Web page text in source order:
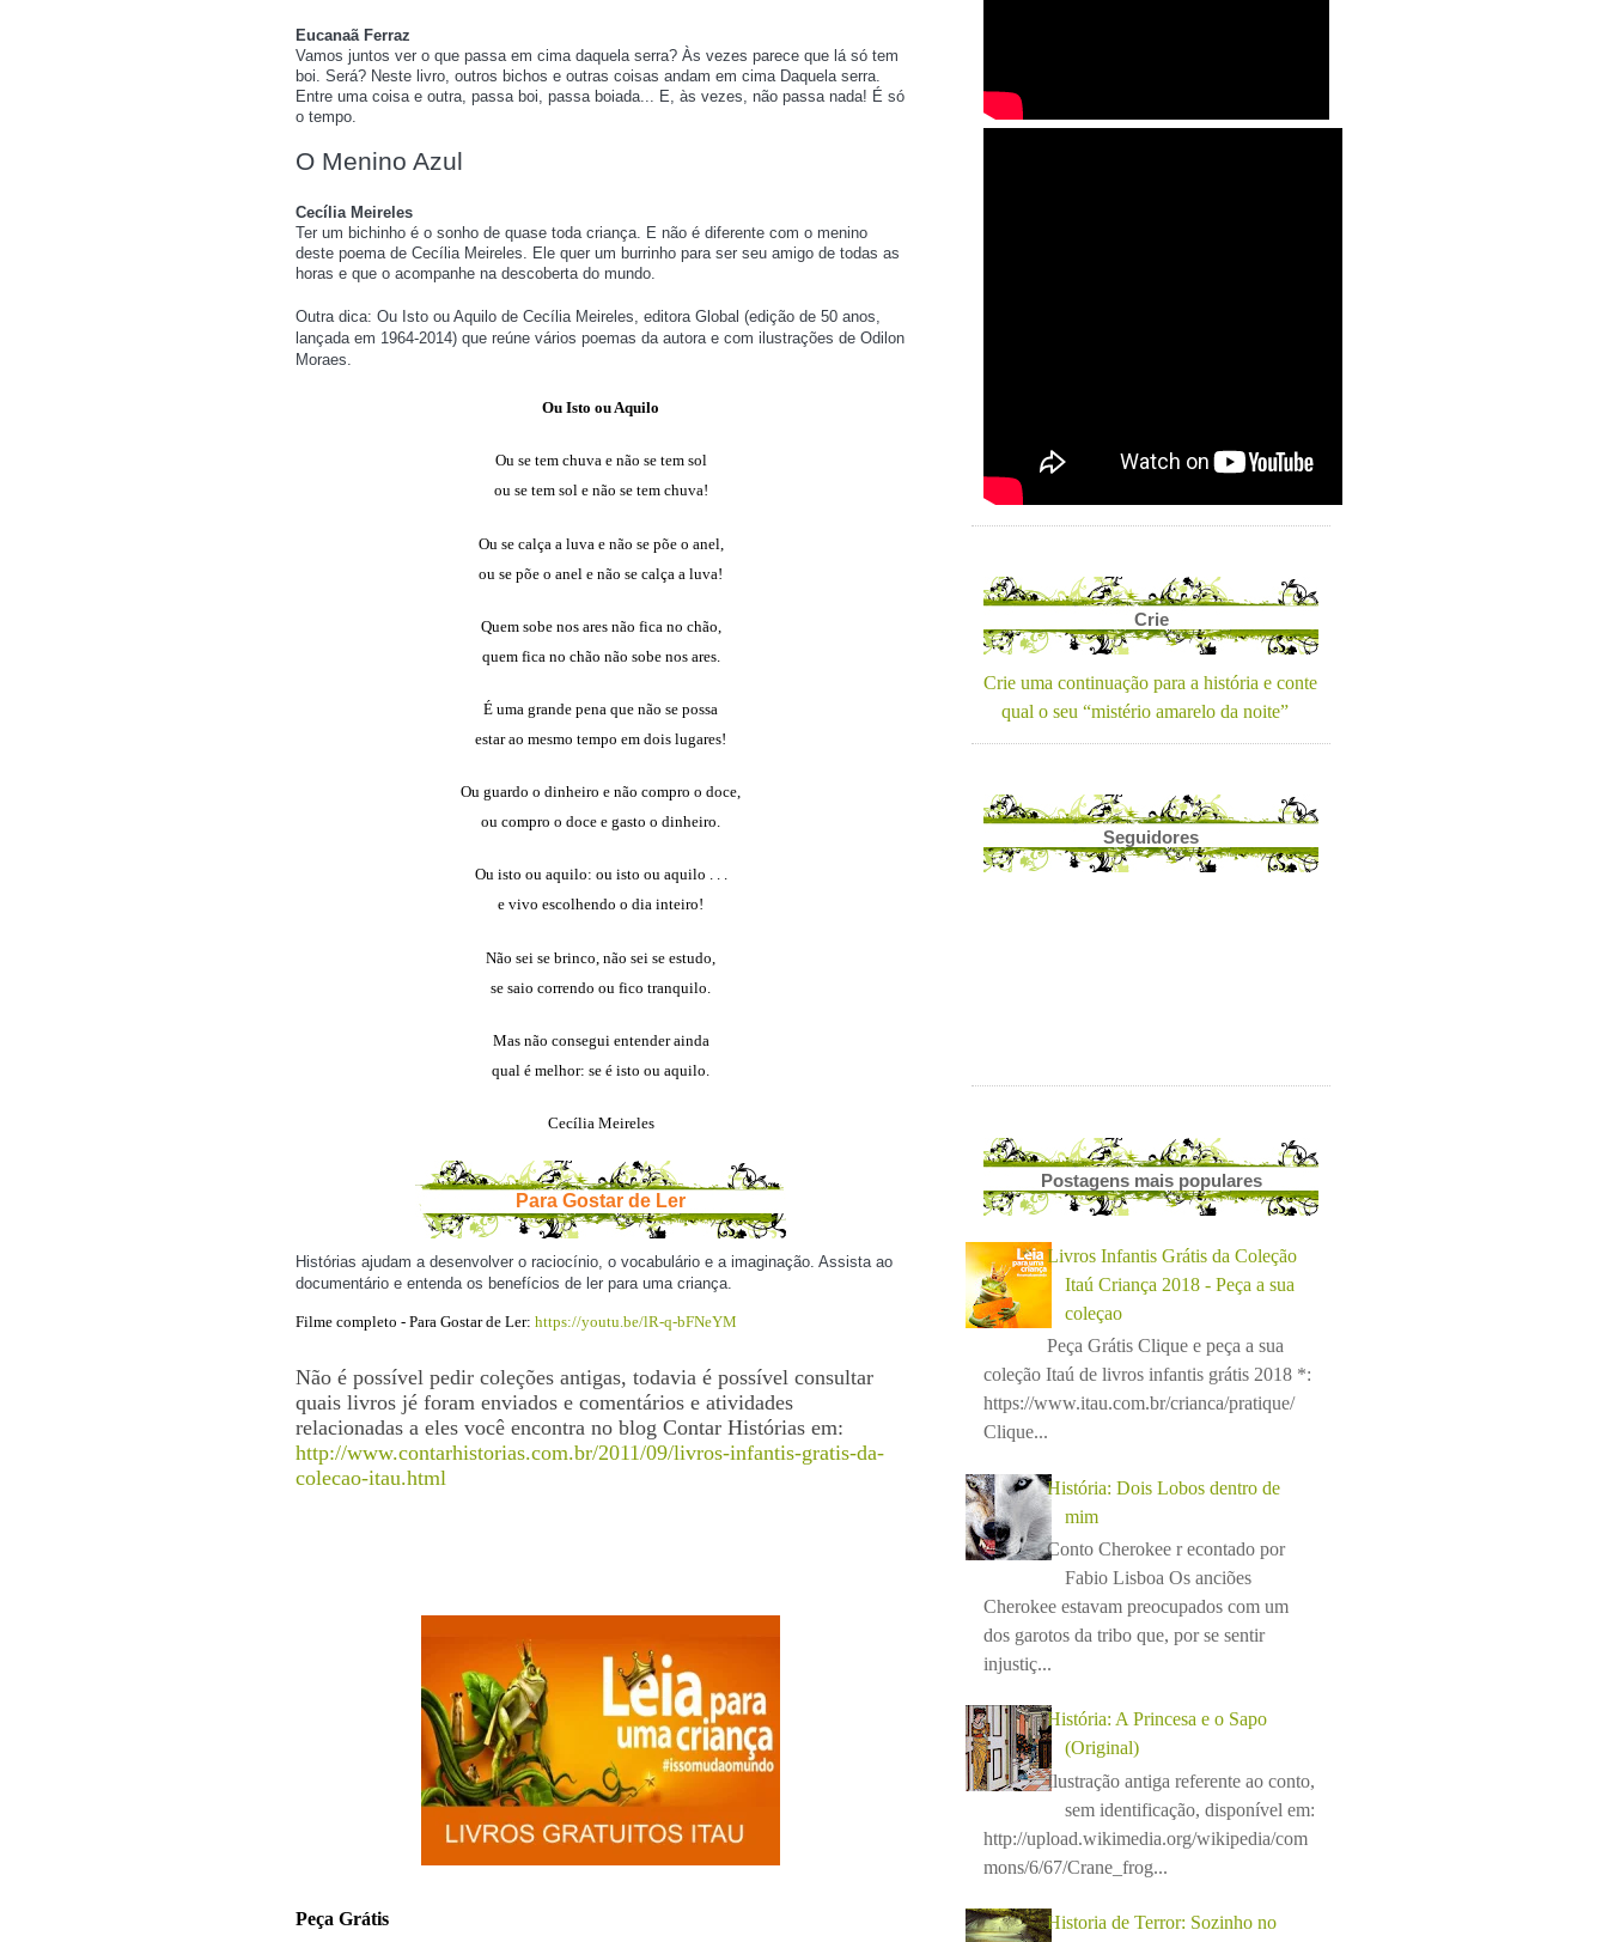
Eucanaã Ferraz
Vamos juntos ver o que passa em cima daquela serra? Às vezes parece que lá só tem
boi. Será? Neste livro, outros bichos e outras coisas andam em cima Daquela serra.
Entre uma coisa e outra, passa boi, passa boiada... E, às vezes, não passa nada! É só
o tempo.
O Menino Azul
Cecília Meireles
Ter um bichinho é o sonho de quase toda criança. E não é diferente com o menino
deste poema de Cecília Meireles. Ele quer um burrinho para ser seu amigo de todas as
horas e que o acompanhe na descoberta do mundo.
Outra dica: Ou Isto ou Aquilo de Cecília Meireles, editora Global (edição de 50 anos,
lançada em 1964-2014) que reúne vários poemas da autora e com ilustrações de Odilon
Moraes.
Ou Isto ou Aquilo
Ou se tem chuva e não se tem sol
ou se tem sol e não se tem chuva!
Ou se calça a luva e não se põe o anel,
ou se põe o anel e não se calça a luva!
Quem sobe nos ares não fica no chão,
quem fica no chão não sobe nos ares.
É uma grande pena que não se possa
estar ao mesmo tempo em dois lugares!
Ou guardo o dinheiro e não compro o doce,
ou compro o doce e gasto o dinheiro.
Ou isto ou aquilo: ou isto ou aquilo . . .
e vivo escolhendo o dia inteiro!
Não sei se brinco, não sei se estudo,
se saio correndo ou fico tranquilo.
Mas não consegui entender ainda
qual é melhor: se é isto ou aquilo.
Cecília Meireles
Para Gostar de Ler
Histórias ajudam a desenvolver o raciocínio, o vocabulário e a imaginação. Assista ao
documentário e entenda os benefícios de ler para uma criança.
Filme completo - Para Gostar de Ler: https://youtu.be/lR-q-bFNeYM
Não é possível pedir coleções antigas, todavia é possível consultar
quais livros jé foram enviados e comentários e atividades
relacionadas a eles você encontra no blog Contar Histórias em:
http://www.contarhistorias.com.br/2011/09/livros-infantis-gratis-da-
colecao-itau.html
Peça Grátis
Crie
Crie uma continuação para a história e conte
qual o seu “mistério amarelo da noite”
Seguidores
Postagens mais populares
Livros Infantis Grátis da Coleção
Itaú Criança 2018 - Peça a sua
coleçao
Peça Grátis Clique e peça a sua
coleção Itaú de livros infantis grátis 2018 *:
https://www.itau.com.br/crianca/pratique/
Clique...
História: Dois Lobos dentro de
mim
Conto Cherokee r econtado por
Fabio Lisboa Os anciões
Cherokee estavam preocupados com um
dos garotos da tribo que, por se sentir
injustiç...
História: A Princesa e o Sapo
(Original)
Ilustração antiga referente ao conto,
sem identificação, disponível em:
http://upload.wikimedia.org/wikipedia/com
mons/6/67/Crane_frog...
Historia de Terror: Sozinho no